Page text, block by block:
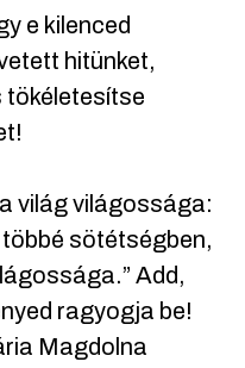
e kilenced
hitünket,
tökéletesítse
világ világossága:
sötétségben,
Add,
ragyogja be!
Magdolna